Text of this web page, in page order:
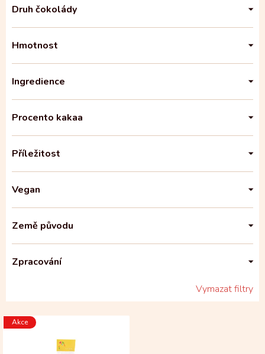
Druh čokolády
Hmotnost
Ingredience
Procento kakaa
Příležitost
Vegan
Země původu
Zpracování
Vymazat filtry
V
ý
Akce